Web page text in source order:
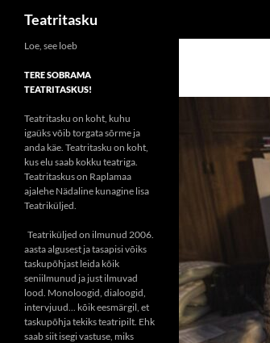
Liigu
juurde
Teatritasku
Loe, see loeb
TERE SOBRAMA
TEATRITASKUS!
Teatritasku on koht, kuhu
igaüks võib torgata sõrme ja
anda käe. Teatritasku on koht,
kus elu saab kokku teatriga.
Teatritaskus on Raplamaa
ajalehe Nädaline kunagine lisa
Teatriküljed.
Teatriküljed on ilmunud 2006.
aasta algusest ja tasapisi võiks
taskupõhjast leida kõik
seniilmunud ja just ilmuvad
lood. Monoloogid, dialoogid,
intervjuud... kõik eesmärgil, et
taskupõhja tekiks teatripilt. Ehk
saab siit isegi vastuse, miks